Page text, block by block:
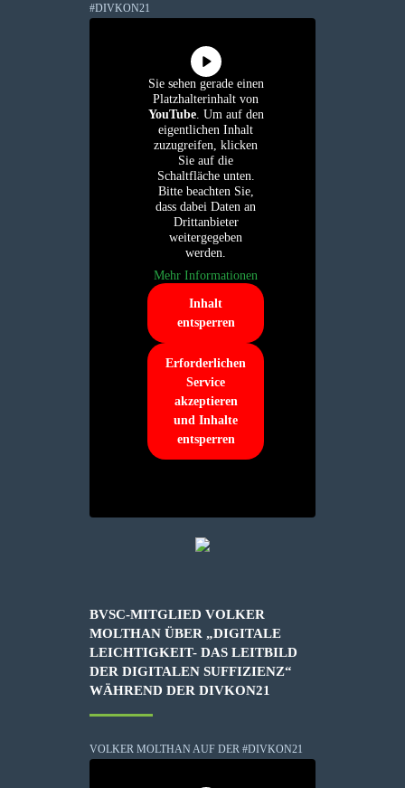
#DIVKON21
Sie sehen gerade einen
Platzhalterinhalt von
YouTube. Um auf den
eigentlichen Inhalt
zuzugreifen, klicken
Sie auf die
Schaltfläche unten.
Bitte beachten Sie,
dass dabei Daten an
Drittanbieter
weitergegeben
werden.
Mehr Informationen
Inhalt
entsperren
Erforderlichen
Service
akzeptieren
und Inhalte
entsperren
BVSC-MITGLIED VOLKER
MOLTHAN ÜBER „DIGITALE
LEICHTIGKEIT- DAS LEITBILD
DER DIGITALEN SUFFIZIENZ“
WÄHREND DER DIVKON21
VOLKER MOLTHAN AUF DER #DIVKON21